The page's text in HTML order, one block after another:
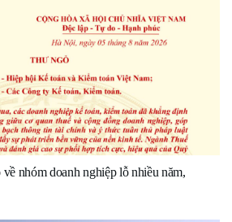
nhóm doanh nghiệp lỗ nhiều năm,